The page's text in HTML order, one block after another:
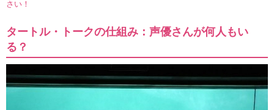
さい！
タートル・トークの仕組み：声優さんが何人もい
る？